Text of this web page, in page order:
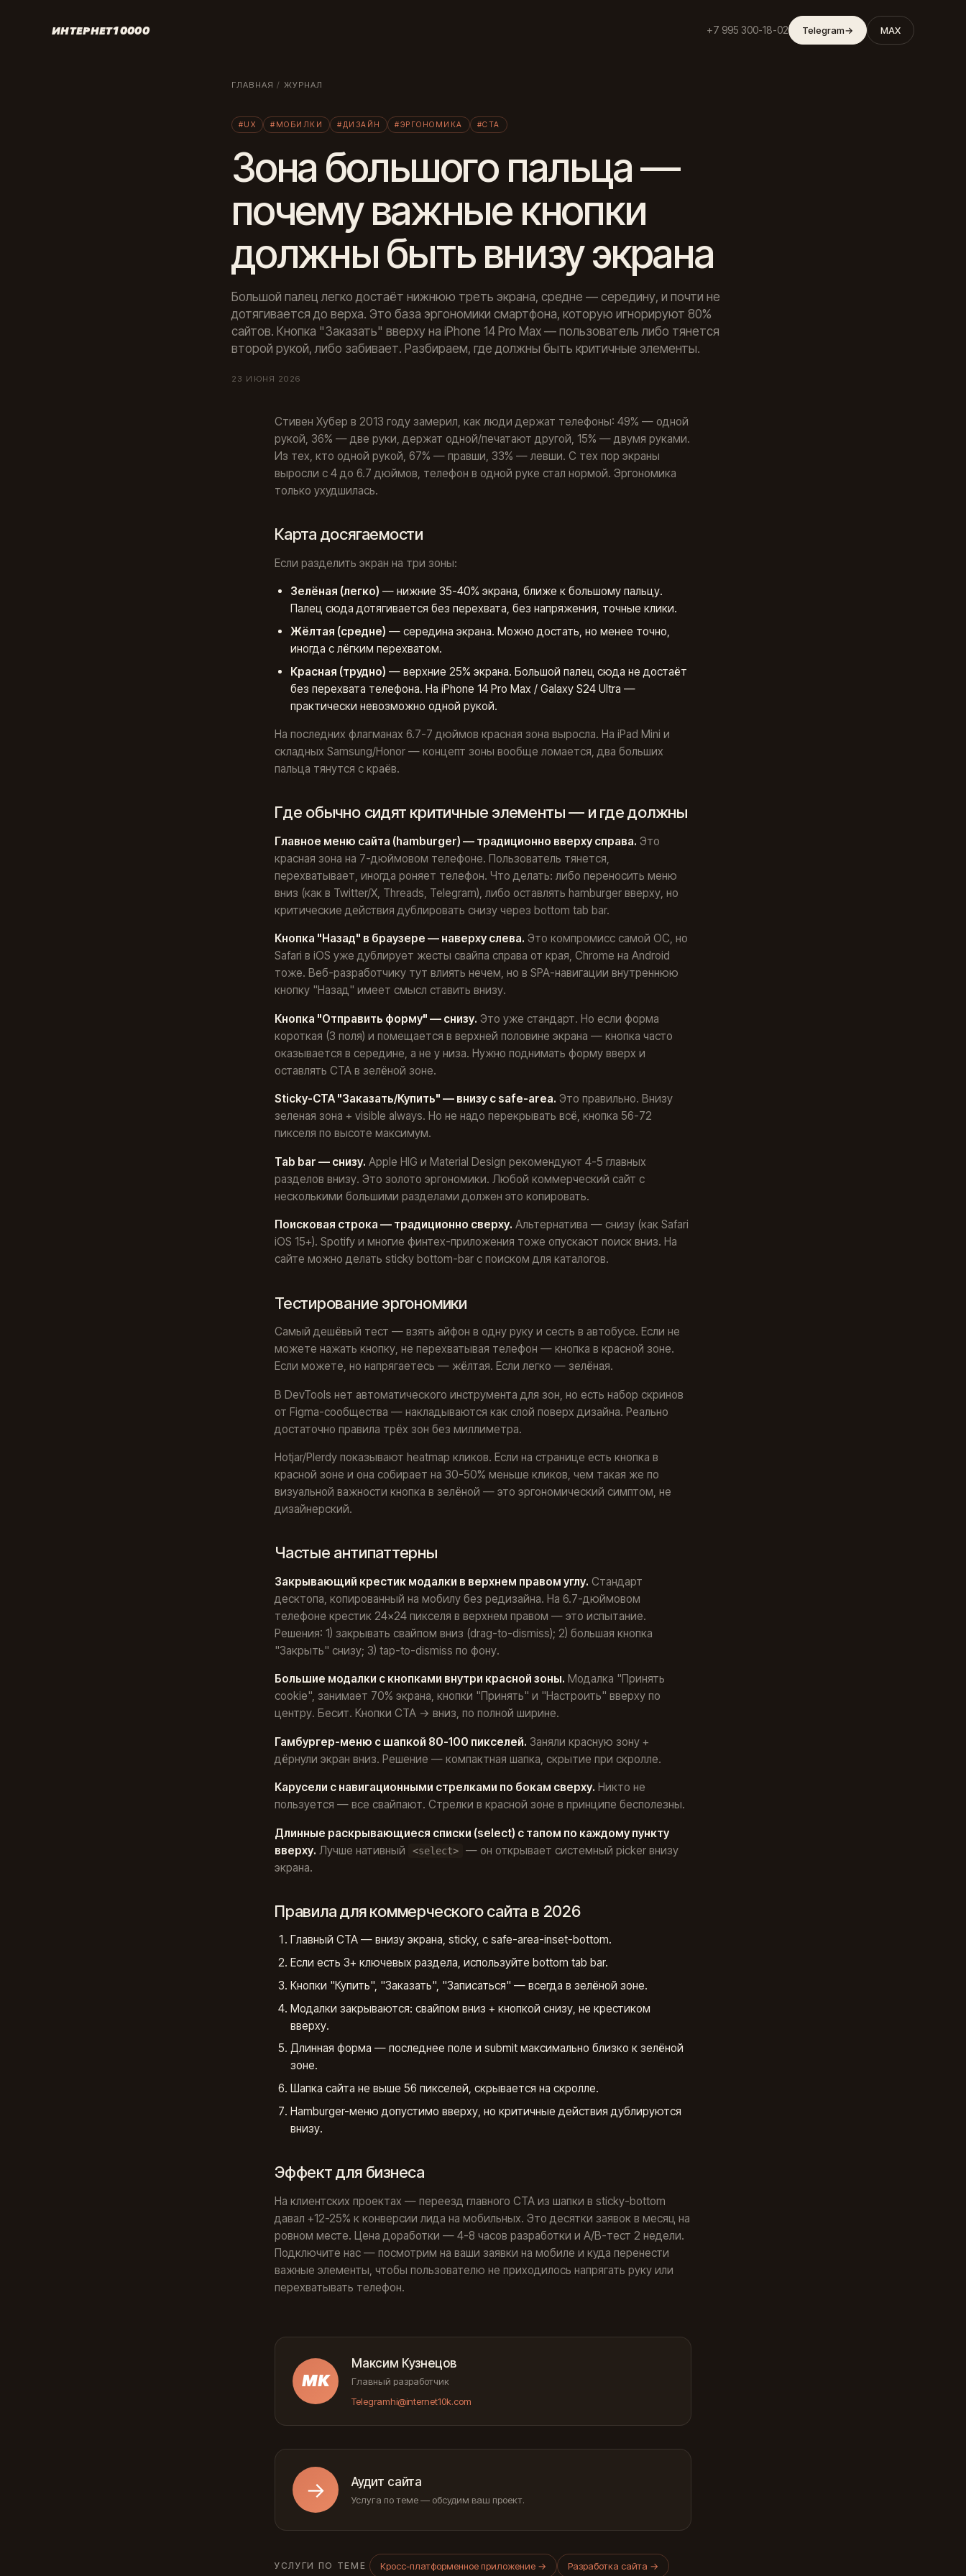
ИНТЕРНЕТ10000 +7 995 300-18-02 Telegram→ MAX
ГЛАВНАЯ / ЖУРНАЛ
#UX #МОБИЛКИ #ДИЗАЙН #ЭРГОНОМИКА #CTA
Зона большого пальца —
почему важные кнопки
должны быть внизу экрана
Большой палец легко достаёт нижнюю треть экрана, средне — середину, и почти не
дотягивается до верха. Это база эргономики смартфона, которую игнорируют 80%
сайтов. Кнопка "Заказать" вверху на iPhone 14 Pro Max — пользователь либо тянется
второй рукой, либо забивает. Разбираем, где должны быть критичные элементы.
23 ИЮНЯ 2026
Стивен Хубер в 2013 году замерил, как люди держат телефоны: 49% — одной
рукой, 36% — две руки, держат одной/печатают другой, 15% — двумя руками.
Из тех, кто одной рукой, 67% — правши, 33% — левши. С тех пор экраны
выросли с 4 до 6.7 дюймов, телефон в одной руке стал нормой. Эргономика
только ухудшилась.
Карта досягаемости
Если разделить экран на три зоны:
Зелёная (легко) — нижние 35-40% экрана, ближе к большому пальцу.
Палец сюда дотягивается без перехвата, без напряжения, точные клики.
Жёлтая (средне) — середина экрана. Можно достать, но менее точно,
иногда с лёгким перехватом.
Красная (трудно) — верхние 25% экрана. Большой палец сюда не достаёт
без перехвата телефона. На iPhone 14 Pro Max / Galaxy S24 Ultra —
практически невозможно одной рукой.
На последних флагманах 6.7-7 дюймов красная зона выросла. На iPad Mini и
складных Samsung/Honor — концепт зоны вообще ломается, два больших
пальца тянутся с краёв.
Где обычно сидят критичные элементы — и где должны
Главное меню сайта (hamburger) — традиционно вверху справа. Это
красная зона на 7-дюймовом телефоне. Пользователь тянется,
перехватывает, иногда роняет телефон. Что делать: либо переносить меню
вниз (как в Twitter/X, Threads, Telegram), либо оставлять hamburger вверху, но
критические действия дублировать снизу через bottom tab bar.
Кнопка "Назад" в браузере — наверху слева. Это компромисс самой ОС, но
Safari в iOS уже дублирует жесты свайпа справа от края, Chrome на Android
тоже. Веб-разработчику тут влиять нечем, но в SPA-навигации внутреннюю
кнопку "Назад" имеет смысл ставить внизу.
Кнопка "Отправить форму" — снизу. Это уже стандарт. Но если форма
короткая (3 поля) и помещается в верхней половине экрана — кнопка часто
оказывается в середине, а не у низа. Нужно поднимать форму вверх и
оставлять CTA в зелёной зоне.
Sticky-CTA "Заказать/Купить" — внизу с safe-area. Это правильно. Внизу
зеленая зона + visible always. Но не надо перекрывать всё, кнопка 56-72
пикселя по высоте максимум.
Tab bar — снизу. Apple HIG и Material Design рекомендуют 4-5 главных
разделов внизу. Это золото эргономики. Любой коммерческий сайт с
несколькими большими разделами должен это копировать.
Поисковая строка — традиционно сверху. Альтернатива — снизу (как Safari
iOS 15+). Spotify и многие финтех-приложения тоже опускают поиск вниз. На
сайте можно делать sticky bottom-bar с поиском для каталогов.
Тестирование эргономики
Самый дешёвый тест — взять айфон в одну руку и сесть в автобусе. Если не
можете нажать кнопку, не перехватывая телефон — кнопка в красной зоне.
Если можете, но напрягаетесь — жёлтая. Если легко — зелёная.
В DevTools нет автоматического инструмента для зон, но есть набор скринов
от Figma-сообщества — накладываются как слой поверх дизайна. Реально
достаточно правила трёх зон без миллиметра.
Hotjar/Plerdy показывают heatmap кликов. Если на странице есть кнопка в
красной зоне и она собирает на 30-50% меньше кликов, чем такая же по
визуальной важности кнопка в зелёной — это эргономический симптом, не
дизайнерский.
Частые антипаттерны
Закрывающий крестик модалки в верхнем правом углу. Стандарт
десктопа, копированный на мобилу без редизайна. На 6.7-дюймовом
телефоне крестик 24×24 пикселя в верхнем правом — это испытание.
Решения: 1) закрывать свайпом вниз (drag-to-dismiss); 2) большая кнопка
"Закрыть" снизу; 3) tap-to-dismiss по фону.
Большие модалки с кнопками внутри красной зоны. Модалка "Принять
cookie", занимает 70% экрана, кнопки "Принять" и "Настроить" вверху по
центру. Бесит. Кнопки CTA → вниз, по полной ширине.
Гамбургер-меню с шапкой 80-100 пикселей. Заняли красную зону +
дёрнули экран вниз. Решение — компактная шапка, скрытие при скролле.
Карусели с навигационными стрелками по бокам сверху. Никто не
пользуется — все свайпают. Стрелки в красной зоне в принципе бесполезны.
Длинные раскрывающиеся списки (select) с тапом по каждому пункту
вверху. Лучше нативный <select>
— он открывает системный picker внизу
экрана.
Правила для коммерческого сайта в 2026
Главный CTA — внизу экрана, sticky, с safe-area-inset-bottom.
Если есть 3+ ключевых раздела, используйте bottom tab bar.
Кнопки "Купить", "Заказать", "Записаться" — всегда в зелёной зоне.
Модалки закрываются: свайпом вниз + кнопкой снизу, не крестиком
вверху.
Длинная форма — последнее поле и submit максимально близко к зелёной
зоне.
Шапка сайта не выше 56 пикселей, скрывается на скролле.
Hamburger-меню допустимо вверху, но критичные действия дублируются
внизу.
Эффект для бизнеса
На клиентских проектах — переезд главного CTA из шапки в sticky-bottom
давал +12-25% к конверсии лида на мобильных. Это десятки заявок в месяц на
ровном месте. Цена доработки — 4-8 часов разработки и А/B-тест 2 недели.
Подключите нас — посмотрим на ваши заявки на мобиле и куда перенести
важные элементы, чтобы пользователю не приходилось напрягать руку или
перехватывать телефон.
МК
Максим Кузнецов
Главный разработчик
Telegramhi@internet10k.com
→ Аудит сайта
Услуга по теме — обсудим ваш проект.
УСЛУГИ ПО ТЕМЕ Кросс-платформенное приложение → Разработка сайта →